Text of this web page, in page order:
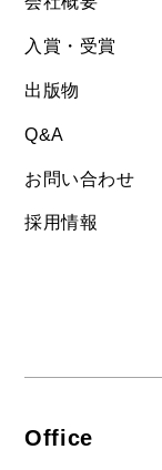
入賞・受賞
出版物
Q&A
お問い合わせ
採用情報
Office